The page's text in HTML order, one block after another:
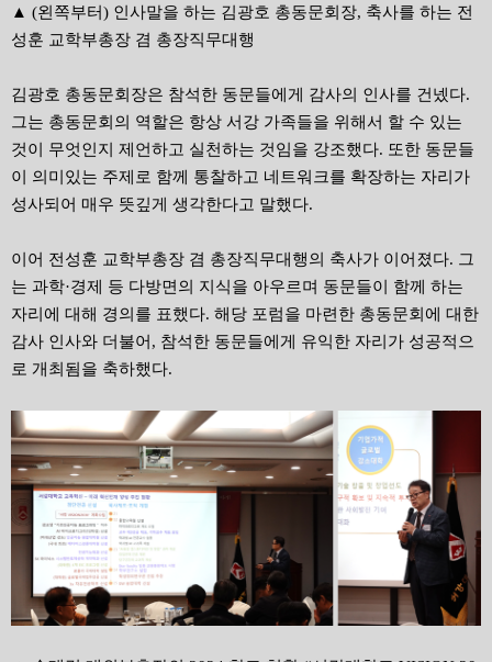
▲ (왼쪽부터) 인사말을 하는 김광호 총동문회장, 축사를 하는 전
성훈 교학부총장 겸 총장직무대행
김광호 총동문회장은 참석한 동문들에게 감사의 인사를 건넸다.
그는 총동문회의 역할은 항상 서강 가족들을 위해서 할 수 있는
것이 무엇인지 제언하고 실천하는 것임을 강조했다. 또한 동문들
이 의미있는 주제로 함께 통찰하고 네트워크를 확장하는 자리가
성사되어 매우 뜻깊게 생각한다고 말했다.
이어 전성훈 교학부총장 겸 총장직무대행의 축사가 이어졌다. 그
는 과학·경제 등 다방면의 지식을 아우르며 동문들이 함께 하는
자리에 대해 경의를 표했다. 해당 포럼을 마련한 총동문회에 대한
감사 인사와 더불어, 참석한 동문들에게 유익한 자리가 성공적으
로 개최됨을 축하했다.